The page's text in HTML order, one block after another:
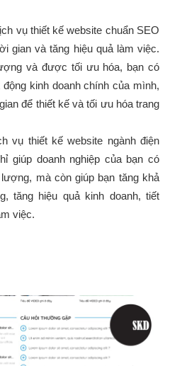
vụ thiết kế website chuẩn SEO
gian và tăng hiệu quả làm việc.
và được tối ưu hóa, bạn có
kinh doanh chính của mình,
để thiết kế và tối ưu hóa trang
vụ thiết kế website ngành điện
giúp doanh nghiệp của bạn có
mà còn giúp bạn tăng khả
tăng hiệu quả kinh doanh, tiết
việc.